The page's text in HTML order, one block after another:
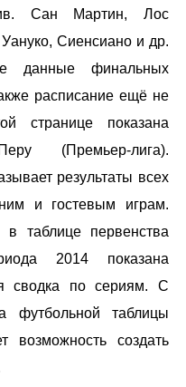
Сан Мартин, Лос
Сиенсиано и др.
данные финальных
расписание ещё не
странице показана
(Премьер-лига).
результаты всех
и гостевым играм.
таблице первенства
2014 показана
сводка по сериям. С
футбольной таблицы
возможность создать